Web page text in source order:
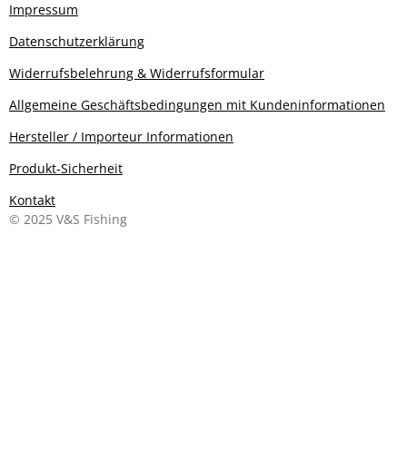
Impressum
Datenschutzerklärung
Widerrufsbelehrung & Widerrufsformular
Allgemeine Geschäftsbedingungen mit Kundeninformationen
Hersteller / Importeur Informationen
Produkt-Sicherheit
Kontakt
© 2025 V&S Fishing